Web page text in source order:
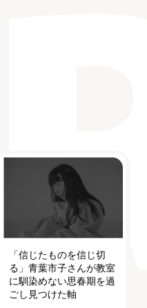
「信じたものを信じ切
る」青葉市子さんが教室
に馴染めない思春期を過
ごし見つけた軸